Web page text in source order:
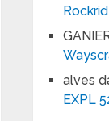
alves
EXPL